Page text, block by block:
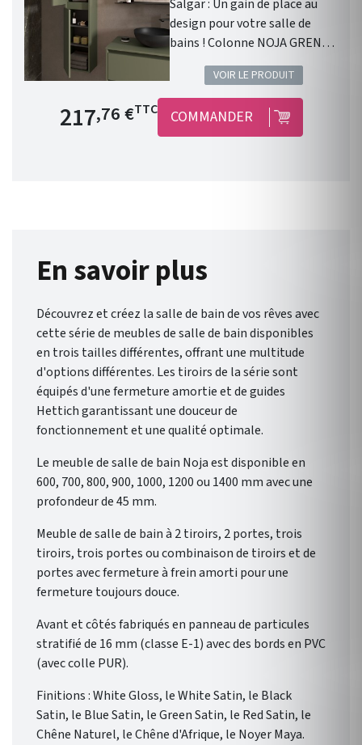
Salgar : Un gain de place au
design pour votre salle de
bains ! Colonne NOJA GRENN
SATIN. Gamme: NOJA .
Finition: Green Satin . 2 portes
. Fermeture amortie. Meuble
suspendu . Chants du meuble :
en PVC et colle PUR .
Noja , de Salgar , vous offre un
éventail de possibilités pour
ressemble.
VOIR LE PRODUIT
Prix de base
217,76 €TTC COMMANDER
En savoir plus
Découvrez et créez la salle de bain de vos rêves avec
cette série de meubles de salle de bain disponibles
en trois tailles différentes, offrant une multitude
d'options différentes. Les tiroirs de la série sont
équipés d'une fermeture amortie et de guides
Hettich garantissant une douceur de
fonctionnement et une qualité optimale.
Le meuble de salle de bain Noja est disponible en
600, 700, 800, 900, 1000, 1200 ou 1400 mm avec une
profondeur de 45 mm.
Meuble de salle de bain à 2 tiroirs, 2 portes, trois
tiroirs, trois portes ou combinaison de tiroirs et de
portes avec fermeture à frein amorti pour une
fermeture toujours douce.
Avant et côtés fabriqués en panneau de particules
stratifié de 16 mm (classe E-1) avec des bords en PVC
(avec colle PUR).
Finitions : White Gloss, le White Satin, le Black
Satin, le Blue Satin, le Green Satin, le Red Satin, le
Chêne Naturel, le Chêne d'Afrique, le Noyer Maya.